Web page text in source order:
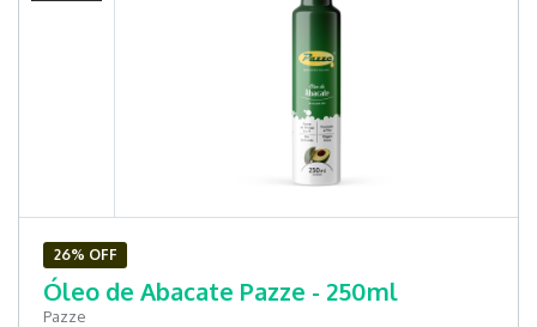
26% OFF
Óleo de Abacate Pazze - 250ml
Pazze